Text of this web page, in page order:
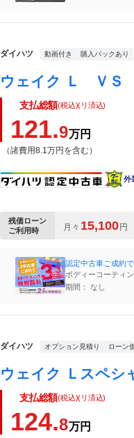
ダイハツ 動画付き 購入パックあり
支払総額(税込)(リ済込)
121.9万円
（諸費用8.1万円を含む）
外
残価ローン
ご利用時
月々 15,100円
認定中古車ご成約
ボディーコーティ
期間： なし
ダイハツ オプション見積り ローン
支払総額(税込)(リ済込)
124.8万円